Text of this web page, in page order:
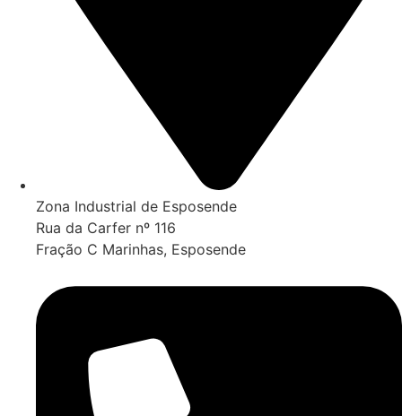
Zona Industrial de Esposende
Rua da Carfer nº 116
Fração C Marinhas, Esposende